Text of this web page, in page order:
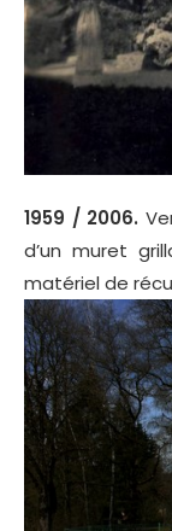
1959 / 2006.
d’un muret
matériel de